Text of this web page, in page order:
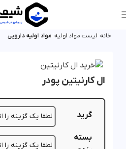
خانه لیست مواد اولیه مواد اولیه دارویی
ال کارنیتین پودر
گرید
بسته